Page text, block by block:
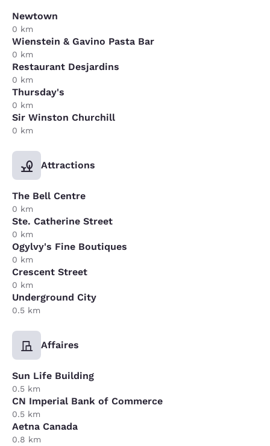
Newtown
0 km
Wienstein & Gavino Pasta Bar
0 km
Restaurant Desjardins
0 km
Thursday's
0 km
Sir Winston Churchill
0 km
Attractions
The Bell Centre
0 km
Ste. Catherine Street
0 km
Ogylvy's Fine Boutiques
0 km
Crescent Street
0 km
Underground City
0.5 km
Affaires
Sun Life Building
0.5 km
CN Imperial Bank of Commerce
0.5 km
Aetna Canada
0.8 km